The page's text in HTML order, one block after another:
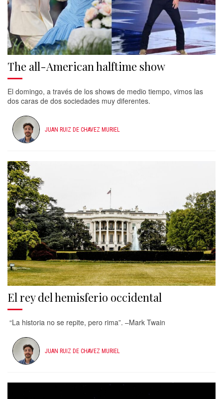
The all-American halftime show
El domingo, a través de los shows de medio tiempo, vimos las
dos caras de dos sociedades muy diferentes.
JUAN RUIZ DE CHAVEZ MURIEL
El rey del hemisferio occidental
“La historia no se repite, pero rima”. –Mark Twain
JUAN RUIZ DE CHAVEZ MURIEL